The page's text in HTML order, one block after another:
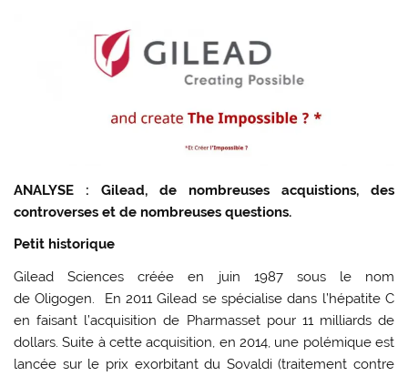
ANALYSE : Gilead, de nombreuses acquistions, des
controverses et de nombreuses questions.
Petit historique
Gilead Sciences créée en juin 1987 sous le nom
de Oligogen. En 2011 Gilead se spécialise dans l’hépatite C
en faisant l’acquisition de Pharmasset pour 11 milliards de
dollars. Suite à cette acquisition, en 2014, une polémique est
lancée sur le prix exorbitant du Sovaldi (traitement contre